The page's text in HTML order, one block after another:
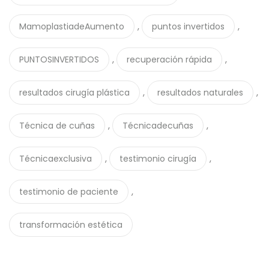
MamoplastiadeAumento , puntos invertidos ,
PUNTOSINVERTIDOS , recuperación rápida ,
resultados cirugía plástica , resultados naturales ,
Técnica de cuñas , Técnicadecuñas ,
Técnicaexclusiva , testimonio cirugía ,
testimonio de paciente ,
transformación estética